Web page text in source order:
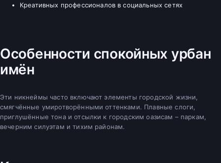
Креативных профессионалов в социальных сетях
Особенности спокойных урбан
имён
Эти никнеймы часто включают элементы городской жизни,
смягчённые умиротворёнными оттенками. Плавные слоги,
приглушённые тона и отсылки к городским оазисам – паркам,
вечерним силуэтам и тихим районам.